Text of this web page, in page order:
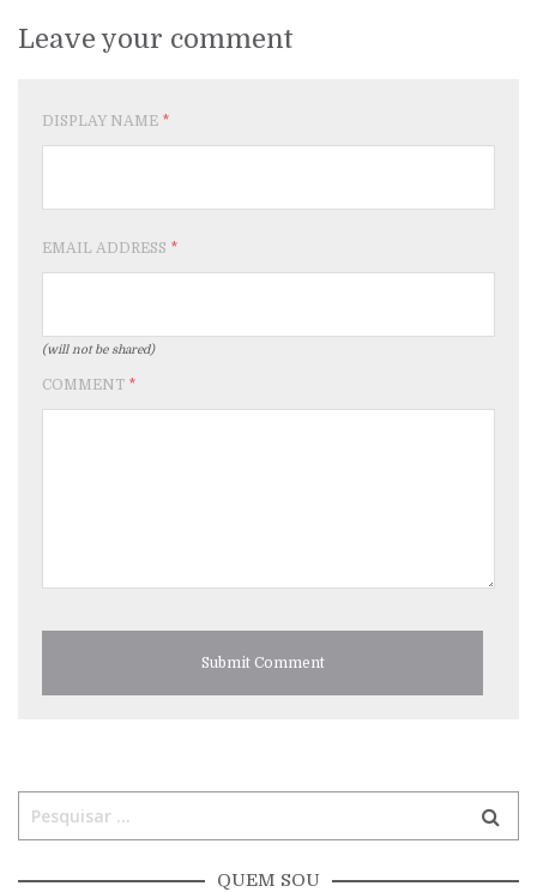
Leave your comment
DISPLAY NAME *
EMAIL ADDRESS *
(will not be shared)
COMMENT *
QUEM SOU